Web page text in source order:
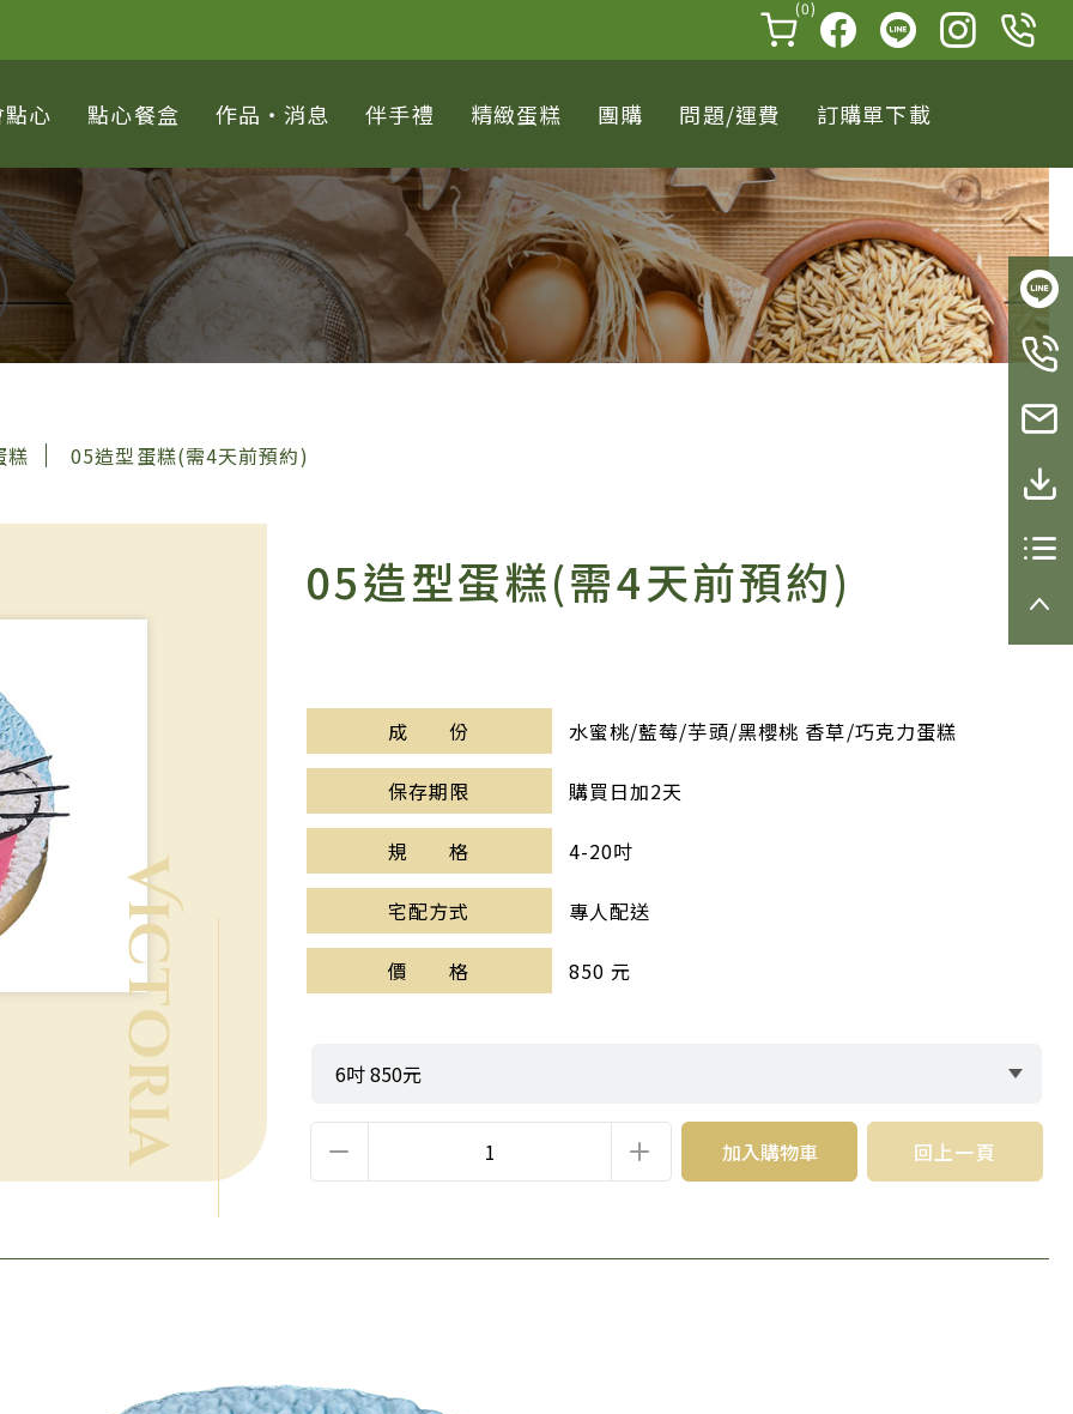
(0)
心 點心餐盒 作品‧消息 伴手禮 精緻蛋糕 團購 問題/運費 訂購單下載
LINE
TEL
聯絡我
們訂單下
訂購流
糕 05造型蛋糕(需4天前預約)
05造型蛋糕(需4天前預約)
成 份 水蜜桃/藍莓/芋頭/黑櫻桃 香草/巧克力蛋糕
保存期限 購買日加2天
規 格 4-20吋
宅配方式 專人配送
價 格 850 元
加入購物車 回上一頁